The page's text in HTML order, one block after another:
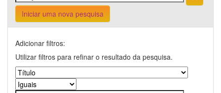
Iniciar uma nova pesquisa
Adicionar filtros:
Utilizar filtros para refinar o resultado da pesquisa.